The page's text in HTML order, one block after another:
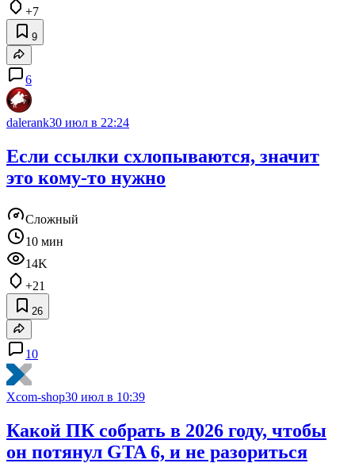
+7
9
6
dalerank30 июл в 22:24
Если ссылки схлопываются, значит
это кому‑то нужно
Сложный
10 мин
14K
+21
26
10
Xcom-shop30 июл в 10:39
Какой ПК собрать в 2026 году, чтобы
он потянул GTA 6, и не разориться